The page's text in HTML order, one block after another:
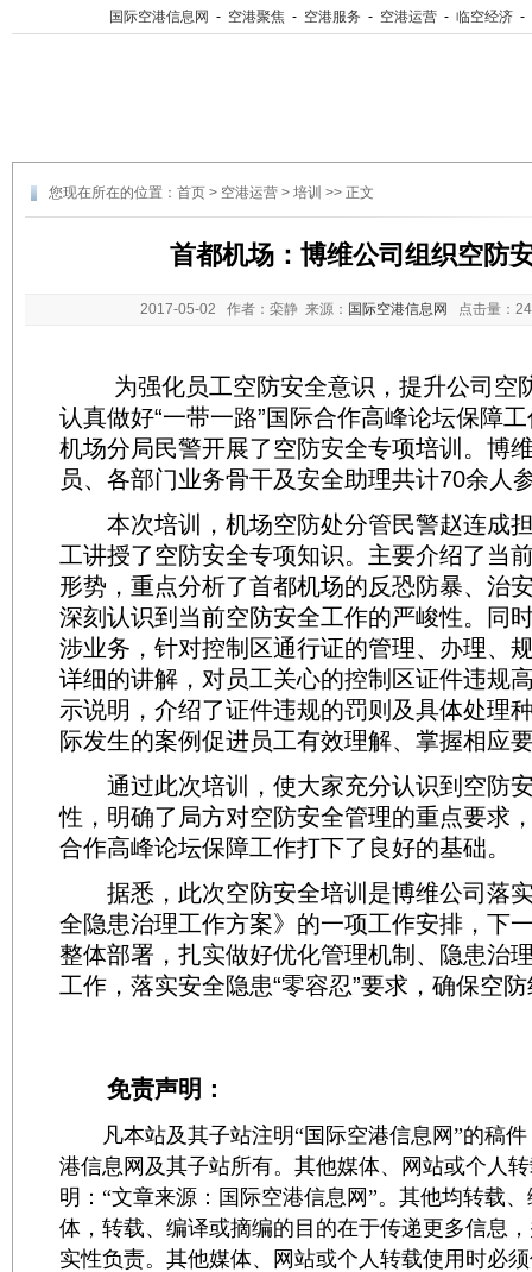
国际空港信息网 - 空港聚焦 - 空港服务 - 空港运营 - 临空经济 -
您现在所在的位置： 首页 > 空港运营 > 培训 >> 正文
首都机场：博维公司组织空防
2017-05-02 作者：栾静 来源： 国际空港信息网 点击量：
为强化员工空防安全意识，提升公司空
认真做好“一带一路”国际合作高峰论坛保障
机场分局民警开展了空防安全专项培训。博
员、各部门业务骨干及安全助理共计70余人
本次培训，机场空防处分管民警赵连成
工讲授了空防安全专项知识。主要介绍了当
形势，重点分析了首都机场的反恐防暴、治
深刻认识到当前空防安全工作的严峻性。同
涉业务，针对控制区通行证的管理、办理、
详细的讲解，对员工关心的控制区证件违规
示说明，介绍了证件违规的罚则及具体处理
际发生的案例促进员工有效理解、掌握相应
通过此次培训，使大家充分认识到空防
性，明确了局方对空防安全管理的重点要求
合作高峰论坛保障工作打下了良好的基础。
据悉，此次空防安全培训是博维公司落
全隐患治理工作方案》的一项工作安排，下
整体部署，扎实做好优化管理机制、隐患治
工作，落实安全隐患“零容忍”要求，确保空
免责声明：
凡本站及其子站注明“国际空港信息网”的稿件
港信息网及其子站所有。其他媒体、网站或个人
明：“文章来源：国际空港信息网”。其他均转载
体，转载、编译或摘编的目的在于传递更多信息
实性负责。其他媒体、网站或个人转载使用时必